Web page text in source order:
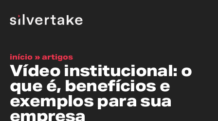
início » artigos
Vídeo institucional: o
que é, benefícios e
exemplos para sua
empresa